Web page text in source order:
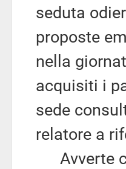
seduta
proposte
nella
acquisiti i
sede
relatore a
Avverte